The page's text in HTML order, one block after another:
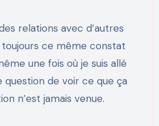
relations avec d’autres
toujours ce même constat
une fois où je suis allé
de voir ce que ça
n’est jamais venue.